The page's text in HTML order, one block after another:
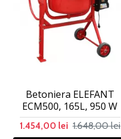
Betoniera ELEFANT
ECM500, 165L, 950 W
1.454,00 lei 1.648,00 lei